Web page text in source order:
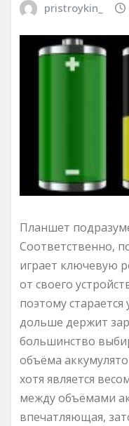
pristroykin_
Планшет
Соответственно,
играет ключевую
от своего
поэтому
дольше держит
большинство
объёма
хотя является
между объёмами
впечатляющая,